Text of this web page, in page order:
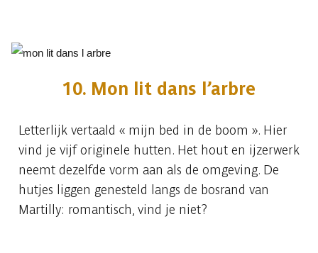
10. Mon lit dans l’arbre
Letterlijk vertaald « mijn bed in de boom ». Hier
vind je vijf originele hutten. Het hout en ijzerwerk
neemt dezelfde vorm aan als de omgeving. De
hutjes liggen genesteld langs de bosrand van
Martilly: romantisch, vind je niet?